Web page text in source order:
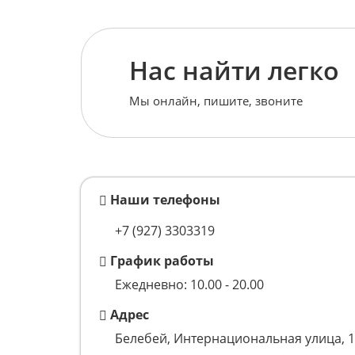
Нас найти легко
Мы онлайн, пишите, звоните
Наши телефоны
+7 (927) 3303319
График работы
Ежедневно: 10.00 - 20.00
Адрес
Белебей, Интернациональная улица,